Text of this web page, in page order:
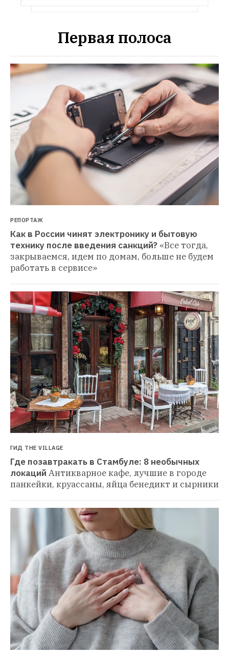
Первая полоса
РЕПОРТАЖ
Как в России чинят электронику и бытовую
технику после введения санкций? «Все тогда,
закрываемся, идем по домам, больше не будем
работать в сервисе»
ГИД THE VILLAGE
Где позавтракать в Стамбуле: 8 необычных
локаций Антикварное кафе, лучшие в городе
панкейки, круассаны, яйца бенедикт и сырники